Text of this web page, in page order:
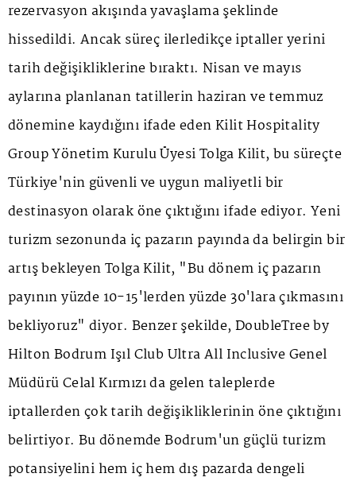
rezervasyon akışında yavaşlama şeklinde
hissedildi. Ancak süreç ilerledikçe iptaller yerini
tarih değişikliklerine bıraktı. Nisan ve mayıs
aylarına planlanan tatillerin haziran ve temmuz
dönemine kaydığını ifade eden Kilit Hospitality
Group Yönetim Kurulu Üyesi Tolga Kilit, bu süreçte
Türkiye'nin güvenli ve uygun maliyetli bir
destinasyon olarak öne çıktığını ifade ediyor. Yeni
turizm sezonunda iç pazarın payında da belirgin bir
artış bekleyen Tolga Kilit, "Bu dönem iç pazarın
payının yüzde 10-15'lerden yüzde 30'lara çıkmasını
bekliyoruz" diyor. Benzer şekilde, DoubleTree by
Hilton Bodrum Işıl Club Ultra All Inclusive Genel
Müdürü Celal Kırmızı da gelen taleplerde
iptallerden çok tarih değişikliklerinin öne çıktığını
belirtiyor. Bu dönemde Bodrum'un güçlü turizm
potansiyelini hem iç hem dış pazarda dengeli